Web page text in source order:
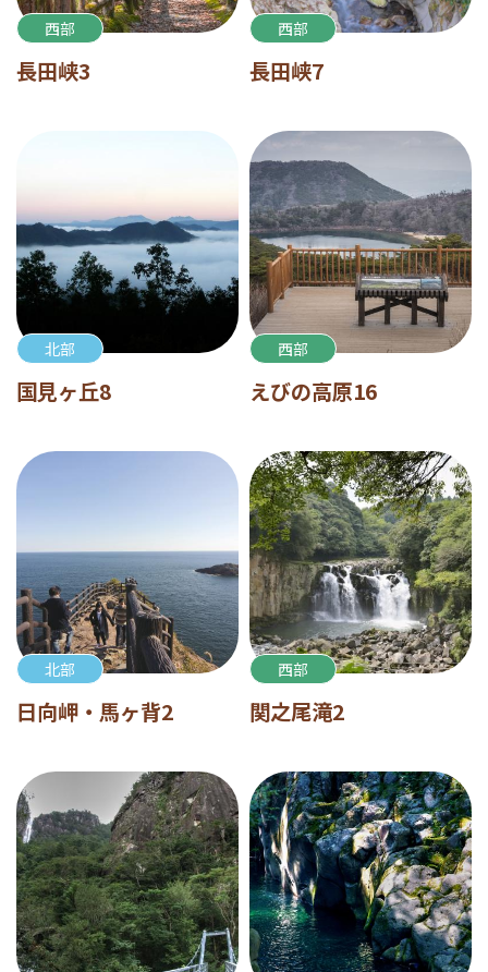
西部
長田峡3
西部
長田峡7
北部
国見ヶ丘8
西部
えびの高原16
北部
日向岬・馬ヶ背2
西部
関之尾滝2